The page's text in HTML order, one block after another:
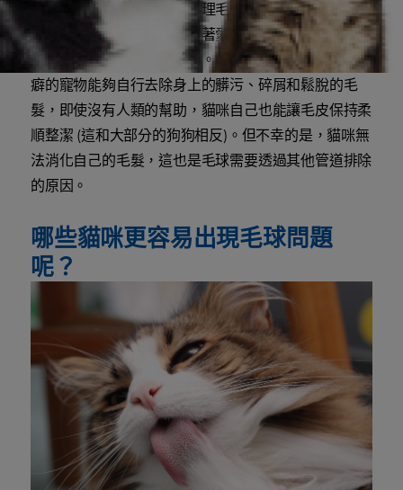
會吞下毛髮是為了要幫自己理毛，舔拭身體以保持乾
淨。如果您曾經被貓咪「帶著愛意親吻」過，您就會知
道貓咪的舌頭其實十分粗糙。粗糙的舌頭能讓您那有潔
癖的寵物能夠自行去除身上的髒污、碎屑和鬆脫的毛
髮，即使沒有人類的幫助，貓咪自己也能讓毛皮保持柔
順整潔 (這和大部分的狗狗相反)。但不幸的是，貓咪無
法消化自己的毛髮，這也是毛球需要透過其他管道排除
的原因。
哪些貓咪更容易出現毛球問題
呢？